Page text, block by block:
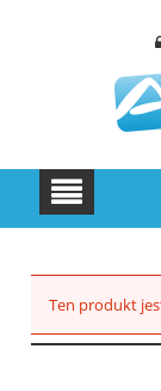
Ten produkt